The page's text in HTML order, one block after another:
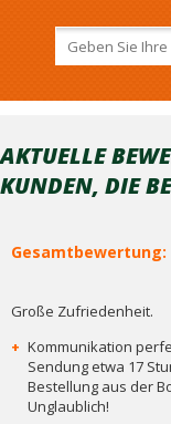
AKTUELLE
KUNDEN, DIE
Gesamtbewertung:
Große Zufriedenheit.
+ Kommunikation
Sendung etwa 17
Bestellung aus der
Unglaublich!